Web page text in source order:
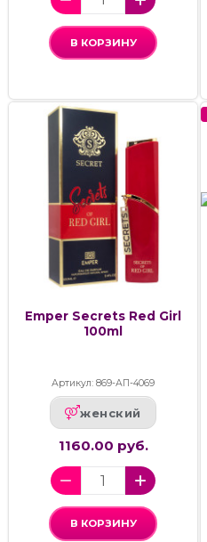
В КОРЗИНУ
Emper Secrets Red Girl
100ml
Артикул: 869-АП-4069
женский
1160.00 руб.
В КОРЗИНУ